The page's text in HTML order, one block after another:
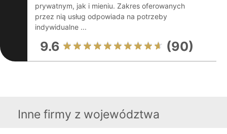
prywatnym, jak i mieniu. Zakres oferowanych
przez nią usług odpowiada na potrzeby
indywidualne ...
9.6 (90)
Inne firmy z województwa